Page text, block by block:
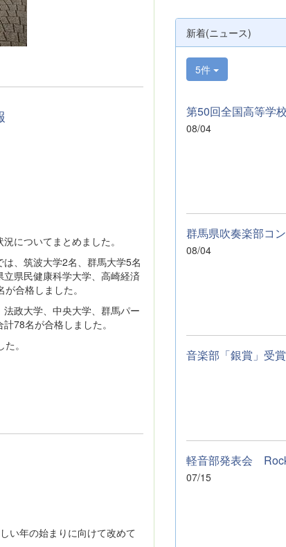
についてまとめました。
、筑波大学2名、群馬大学5名
県民健康科学大学、高崎経済
合格しました。
政大学、中央大学、群馬パー
78名が合格しました。
。
い年の始まりに向けて改めて
ざいました。 明
日から本校吹奏楽
部は、ソロやアン
サンブルのコンテ
ストに向けて始動
き、応援をよろし
くお願いいたしま
す。 &nbsp; &nbsp;
新着(ニュース)
5件
08/04
08/04
音楽部「銀賞」受賞
07/15